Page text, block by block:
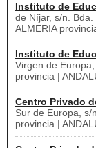
Instituto de
de Níjar, s/n.
ALMERIA
Instituto de
Virgen de
provincia |
Centro Privado
Sur de Europa, s/
provincia |